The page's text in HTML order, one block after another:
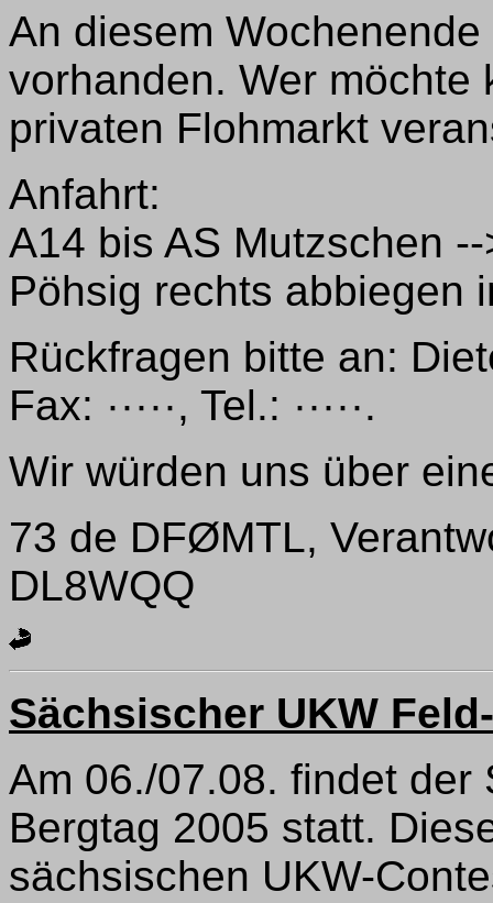
An diesem
vorhanden. Wer möchte
privaten Flohmarkt
Anfahrt:
A14 bis AS Mutzschen
Pöhsig rechts abbiegen
Rückfragen bitte an:
Fax: ·····, Tel.: ·····.
Wir würden uns über
73 de DFØMTL,
DL8WQQ
Sächsischer UKW
Am 06./07.08. findet der
Bergtag 2005 statt.
sächsischen UKW-